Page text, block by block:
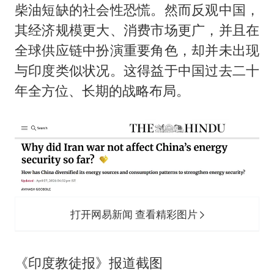
柴油短缺的社会性恐慌。然而反观中国，
其经济规模更大、消费市场更广，并且在
全球供应链中扮演重要角色，却并未出现
与印度类似状况。这得益于中国过去二十
年全方位、长期的战略布局。
打开网易新闻 查看精彩图片
《印度教徒报》报道截图